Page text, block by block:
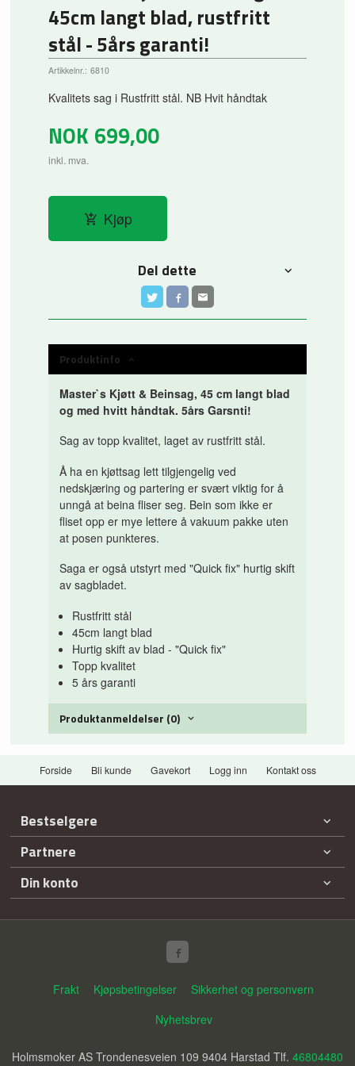
45cm langt blad, rustfritt
stål - 5års garanti!
Artikkelnr.: 6810
Kvalitets sag i Rustfritt stål. NB Hvit håndtak
NOK 699,00
inkl. mva.
Kjøp
Del dette
Produktinfo
Master`s Kjøtt & Beinsag, 45 cm langt blad
og med hvitt håndtak. 5års Garsnti!
Sag av topp kvalitet, laget av rustfritt stål.
Å ha en kjøttsag lett tilgjengelig ved
nedskjæring og partering er svært viktig for å
unngå at beina fliser seg. Bein som ikke er
fliset opp er mye lettere å vakuum pakke uten
at posen punkteres.
Saga er også utstyrt med "Quick fix" hurtig skift
av sagbladet.
Rustfritt stål
45cm langt blad
Hurtig skift av blad - "Quick fix"
Topp kvalitet
5 års garanti
Produktanmeldelser (0)
Forside Bli kunde Gavekort Logg inn Kontakt oss
Bestselgere
Partnere
Din konto
Frakt Kjøpsbetingelser
Sikkerhet og personvern
Nyhetsbrev
Holmsmoker AS Trondenesveien 109 9404 Harstad Tlf. 46804480